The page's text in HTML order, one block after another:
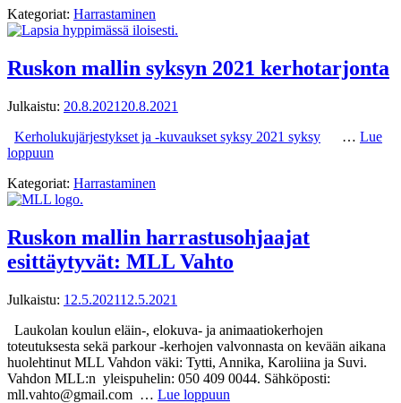
Kategoriat: Harrastaminen
Ruskon mallin syksyn 2021 kerhotarjonta
Julkaistu: 20.8.2021 20.8.2021
Kerholukujärjestykset ja -kuvaukset syksy 2021 syksy … Lue
loppuun
Kategoriat: Harrastaminen
Ruskon mallin harrastusohjaajat
esittäytyvät: MLL Vahto
Julkaistu: 12.5.202112.5.2021
Laukolan koulun eläin-, elokuva- ja animaatiokerhojen
toteutuksesta sekä parkour -kerhojen valvonnasta on kevään aikana
huolehtinut MLL Vahdon väki: Tytti, Annika, Karoliina ja Suvi.
Vahdon MLL:n yleispuhelin: 050 409 0044. Sähköposti:
mll.vahto@gmail.com … Lue loppuun